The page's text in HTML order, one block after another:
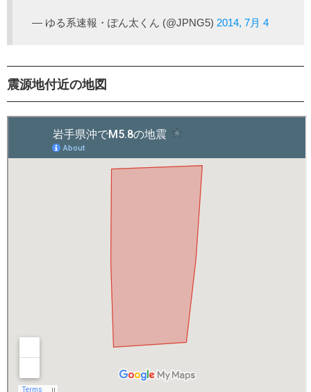
— ゆる系速報・ぽん太くん (@JPNG5) 2014, 7月 4
震源地付近の地図